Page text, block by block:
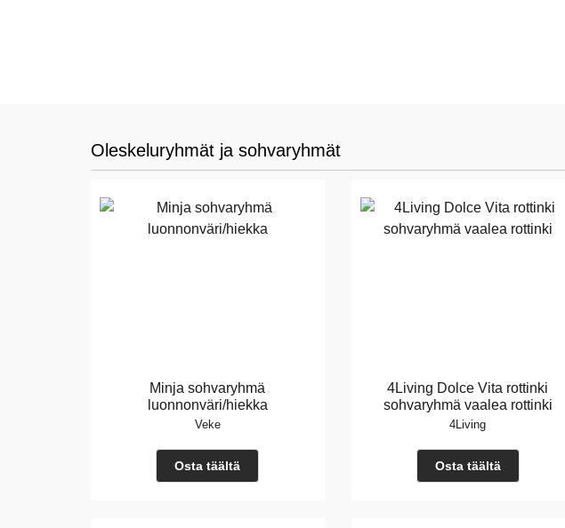
Oleskeluryhmät ja sohvaryhmät
Minja sohvaryhmä
luonnonväri/hiekka
Veke
Osta täältä
4Living Dolce Vita rottinki
sohvaryhmä vaalea rottinki
4Living
Osta täältä